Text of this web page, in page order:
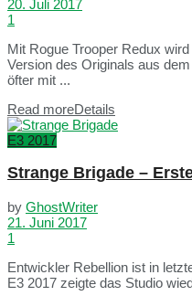
20. Juli 2017
1
Mit Rogue Trooper Redux
Version des Originals aus
öfter mit ...
Read moreDetails
E3 2017
Strange Brigade –
by GhostWriter
21. Juni 2017
1
Entwickler Rebellion ist in
E3 2017 zeigte das Studio